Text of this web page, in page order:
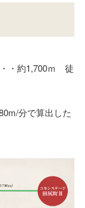
・約1,700ｍ 徒
分で算出した